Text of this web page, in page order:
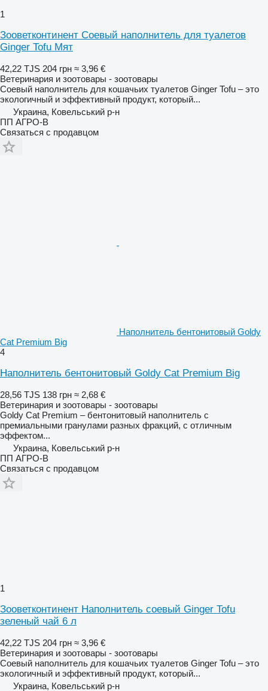
1
Зооветконтинент Соевый наполнитель для туалетов
Ginger Tofu Мят
42,22 TJS 204 грн ≈ 3,96 €
Ветеринария и зоотовары - зоотовары
Соевый наполнитель для кошачьих туалетов Ginger Tofu – это
экологичный и эффективный продукт, который...
Украина, Ковельський р-н
ПП АГРО-В
Связаться с продавцом
Наполнитель бентонитовый Goldy
Cat Premium Big
4
Наполнитель бентонитовый Goldy Cat Premium Big
28,56 TJS 138 грн ≈ 2,68 €
Ветеринария и зоотовары - зоотовары
Goldy Cat Premium – бентонитовый наполнитель с
премиальными гранулами разных фракций, с отличным
эффектом...
Украина, Ковельський р-н
ПП АГРО-В
Связаться с продавцом
1
Зооветконтинент Наполнитель соевый Ginger Tofu
зеленый чай 6 л
42,22 TJS 204 грн ≈ 3,96 €
Ветеринария и зоотовары - зоотовары
Соевый наполнитель для кошачьих туалетов Ginger Tofu – это
экологичный и эффективный продукт, который...
Украина, Ковельський р-н